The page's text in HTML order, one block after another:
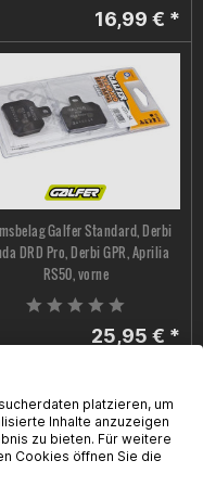
16,99 € *
Galfer Standard, Derbi
DRD Pro, Derbi GPR, Aprilia
RS50, vorne
25,95 € *
platzieren, um
Inhalte anzuzeigen
zu bieten. Für weitere
Cookies öffnen Sie die